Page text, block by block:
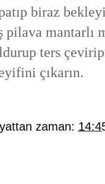
biraz
mantarlı
ters
çıkarın.
zaman: